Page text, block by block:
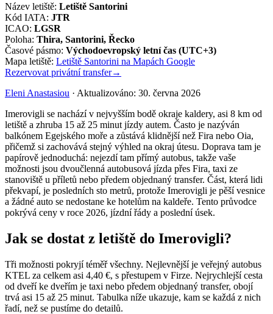
Název letiště: Letiště Santorini
Kód IATA: JTR
ICAO: LGSR
Poloha: Thira, Santorini, Řecko
Časové pásmo: Východoevropský letní čas (UTC+3)
Mapa letiště: Letiště Santorini na Mapách Google
Rezervovat privátní transfer→
Eleni Anastasiou · Aktualizováno: 30. června 2026
Imerovigli se nachází v nejvyšším bodě okraje kaldery, asi 8 km od
letiště a zhruba 15 až 25 minut jízdy autem. Často je nazýván
balkónem Egejského moře a zůstává klidnější než Fira nebo Oia,
přičemž si zachovává stejný výhled na okraj útesu. Doprava tam je
papírově jednoduchá: nejezdí tam přímý autobus, takže vaše
možnosti jsou dvoučlenná autobusová jízda přes Fira, taxi ze
stanoviště u příletů nebo předem objednaný transfer. Část, která lidi
překvapí, je posledních sto metrů, protože Imerovigli je pěší vesnice
a žádné auto se nedostane ke hotelům na kaldeře. Tento průvodce
pokrývá ceny v roce 2026, jízdní řády a poslední úsek.
Jak se dostat z letiště do Imerovigli?
Tři možnosti pokryjí téměř všechny. Nejlevnější je veřejný autobus
KTEL za celkem asi 4,40 €, s přestupem v Firze. Nejrychlejší cesta
od dveří ke dveřím je taxi nebo předem objednaný transfer, obojí
trvá asi 15 až 25 minut. Tabulka níže ukazuje, kam se každá z nich
řadí, než se pustíme do detailů.